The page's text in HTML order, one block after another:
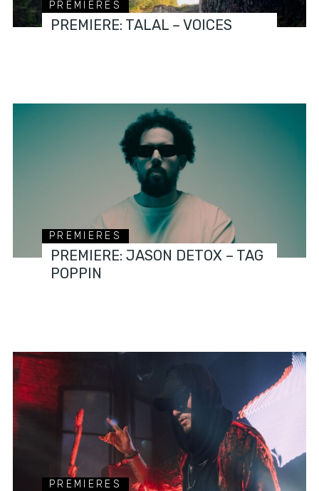
PREMIERES
PREMIERE: TALAL – VOICES
PREMIERES
PREMIERE: JASON DETOX – TAG
POPPIN
PREMIERES